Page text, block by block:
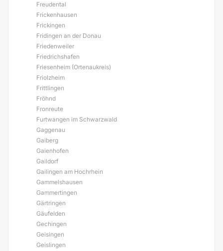
Freudental
Frickenhausen
Frickingen
Fridingen an der Donau
Friedenweiler
Friedrichshafen
Friesenheim (Ortenaukreis)
Friolzheim
Frittlingen
Fröhnd
Fronreute
Furtwangen im Schwarzwald
Gaggenau
Gaiberg
Gaienhofen
Gaildorf
Gailingen am Hochrhein
Gammelshausen
Gammertingen
Gärtringen
Gäufelden
Gechingen
Geisingen
Geislingen